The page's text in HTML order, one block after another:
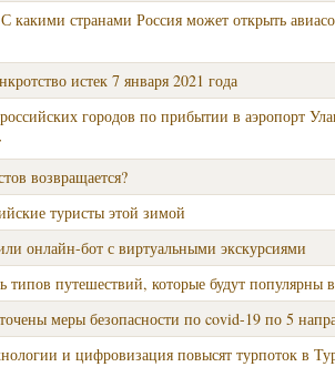
какими странами Россия может открыть
истек 7 января 2021 года
городов по прибытии в аэропорт
возвращается?
туристы этой зимой
онлайн-бот с виртуальными экскурсиями
типов путешествий, которые будут популярны
меры безопасности по covid-19 по 5
и цифровизация повысят турпоток в